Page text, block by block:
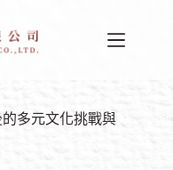
多元文化挑戰與